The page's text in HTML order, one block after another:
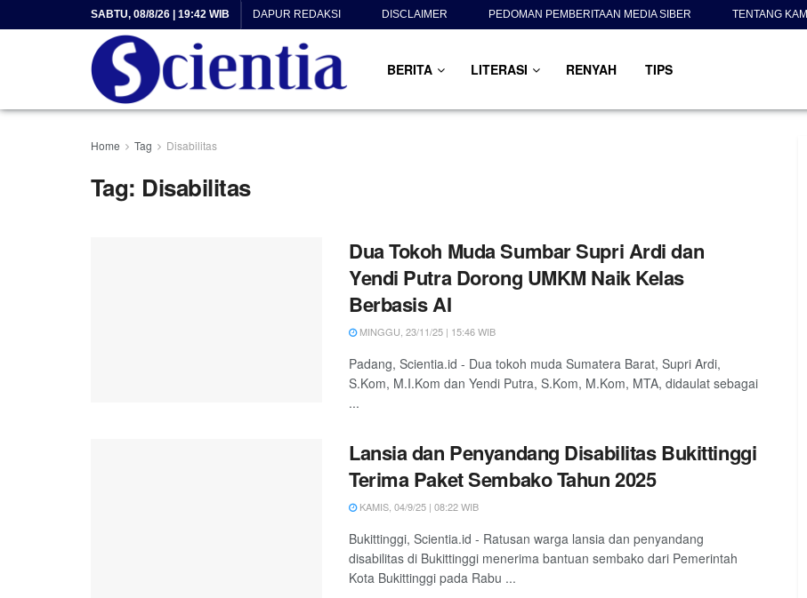
SABTU, 08/8/26 | 19:42 WIB DAPUR REDAKSI DISCLAIMER PEDOMAN PEMBERITAAN MEDIA SIBER TENTANG KAMI
BERITA LITERASI RENYAH TIPS
Home Tag Disabilitas
Tag: Disabilitas
Dua Tokoh Muda Sumbar Supri Ardi dan
Yendi Putra Dorong UMKM Naik Kelas
Berbasis AI
MINGGU, 23/11/25 | 15:46 WIB
Padang, Scientia.id - Dua tokoh muda Sumatera Barat, Supri Ardi,
S.Kom, M.I.Kom dan Yendi Putra, S.Kom, M.Kom, MTA, didaulat sebagai
...
Lansia dan Penyandang Disabilitas Bukittinggi
Terima Paket Sembako Tahun 2025
KAMIS, 04/9/25 | 08:22 WIB
Bukittinggi, Scientia.id - Ratusan warga lansia dan penyandang
disabilitas di Bukittinggi menerima bantuan sembako dari Pemerintah
Kota Bukittinggi pada Rabu ...